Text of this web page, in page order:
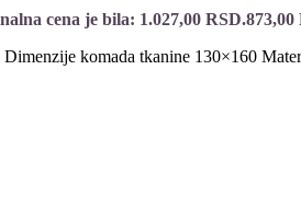
cena je bila: 1.027,00 RSD.873,00
Dimenzije komada tkanine 130×160